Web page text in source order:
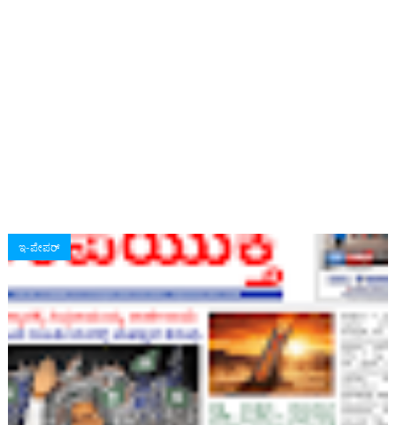
ಇ-ಪೇಪರ್‌